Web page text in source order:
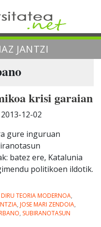
JANTZI
krisi garaian
2013-12-02
gure inguruan
batez ere, Katalunia
politikoen ildotik.
DIRU TEORIA MODERNOA,
, JOSE MARI ZENDOIA,
, SUBIRANOTASUN